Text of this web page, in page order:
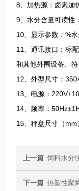
8、加热源：卤素加
9、水分含量可读性
10、显示参数：%
11、通讯接口：标
和其他外围设备、
12、外型尺寸：
13、电源：
14、频率：
15、秤盘尺寸（
上一篇 饲料水分
下一篇 热塑性聚